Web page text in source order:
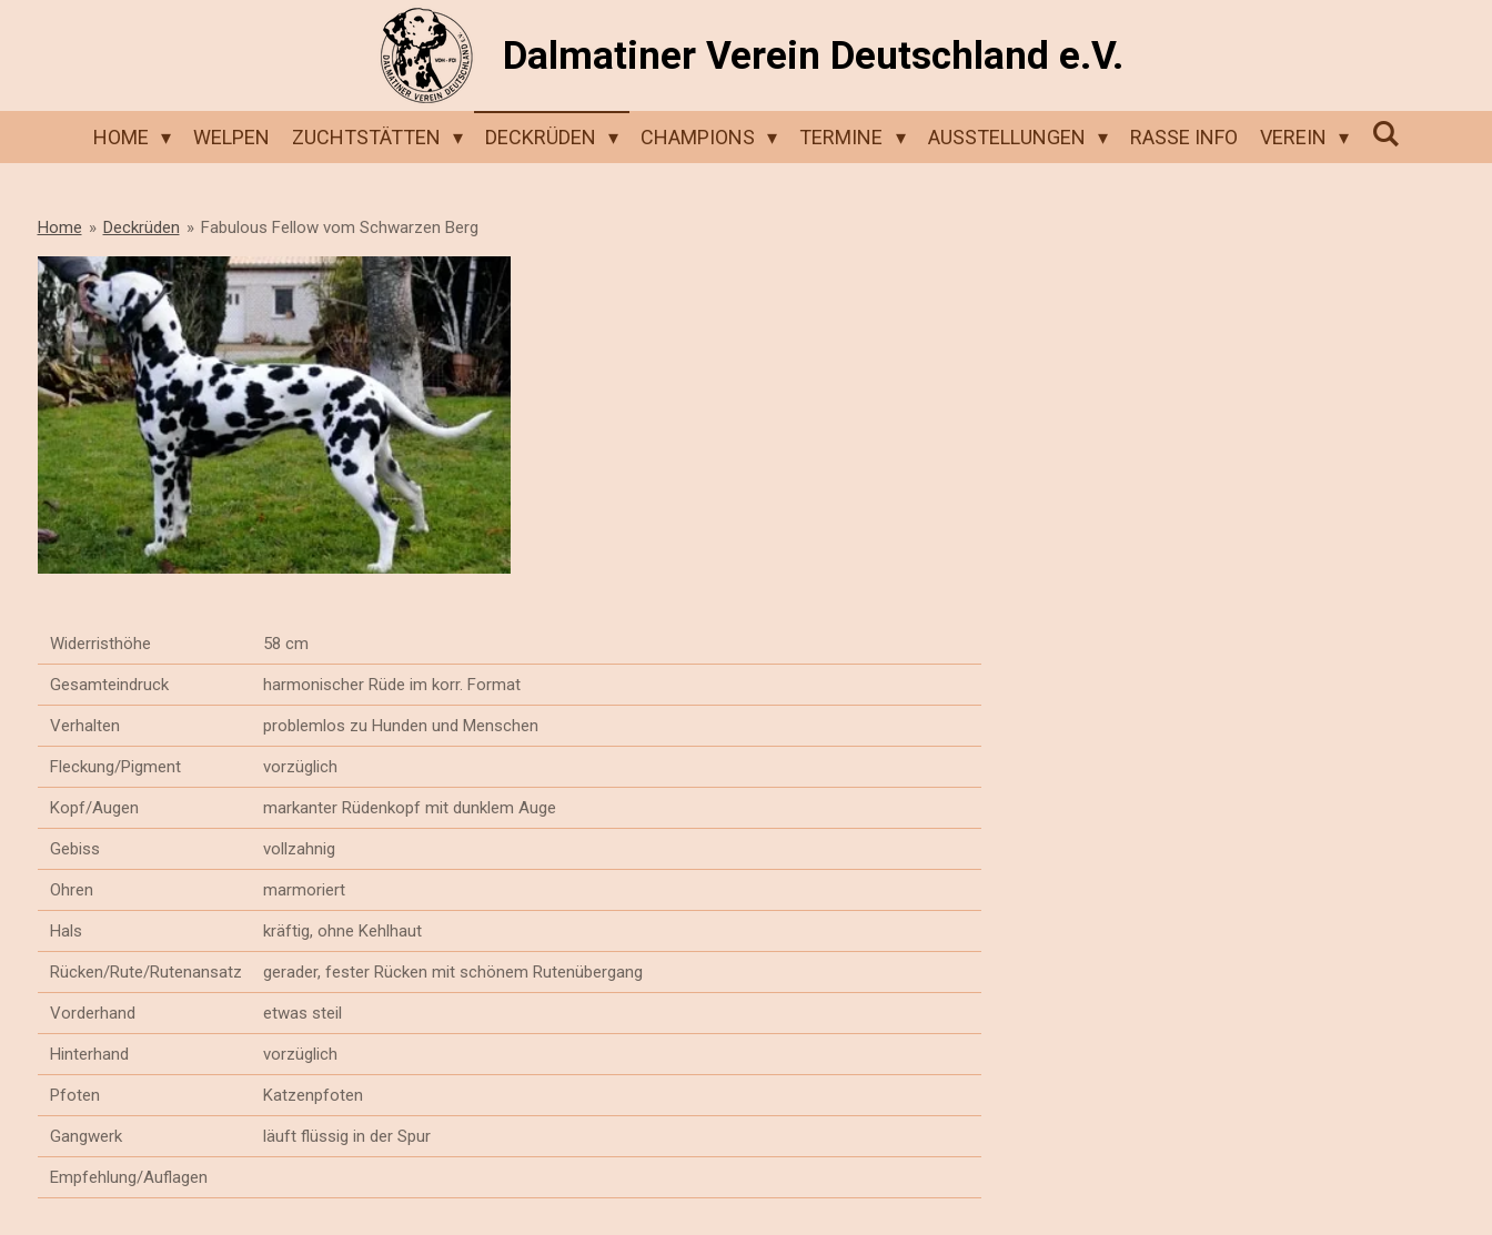
Dalmatiner Verein Deutschland e.V.
HOME WELPEN ZUCHTSTÄTTEN DECKRÜDEN CHAMPIONS TERMINE AUSSTELLUNGEN RASSE INFO VEREIN
Home » Deckrüden » Fabulous Fellow vom Schwarzen Berg
Widerristhöhe 58 cm
Gesamteindruck harmonischer Rüde im korr. Format
Verhalten problemlos zu Hunden und Menschen
Fleckung/Pigment vorzüglich
Kopf/Augen markanter Rüdenkopf mit dunklem Auge
Gebiss vollzahnig
Ohren marmoriert
Hals kräftig, ohne Kehlhaut
Rücken/Rute/Rutenansatz gerader, fester Rücken mit schönem Rutenübergang
Vorderhand etwas steil
Hinterhand vorzüglich
Pfoten Katzenpfoten
Gangwerk läuft flüssig in der Spur
Empfehlung/Auflagen